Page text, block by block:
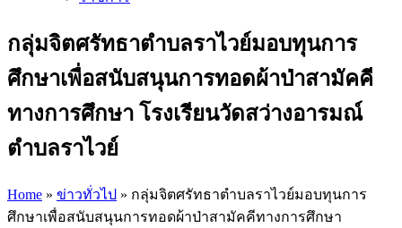
กลุ่มจิตศรัทธาตำบลราไวย์มอบทุนการ
ศึกษาเพื่อสนับสนุนการทอดผ้าป่าสามัคคี
ทางการศึกษา โรงเรียนวัดสว่างอารมณ์
ตำบลราไวย์
Home » ข่าวทั่วไป » กลุ่มจิตศรัทธาตำบลราไวย์มอบทุนการ
ศึกษาเพื่อสนับสนุนการทอดผ้าป่าสามัคคีทางการศึกษา